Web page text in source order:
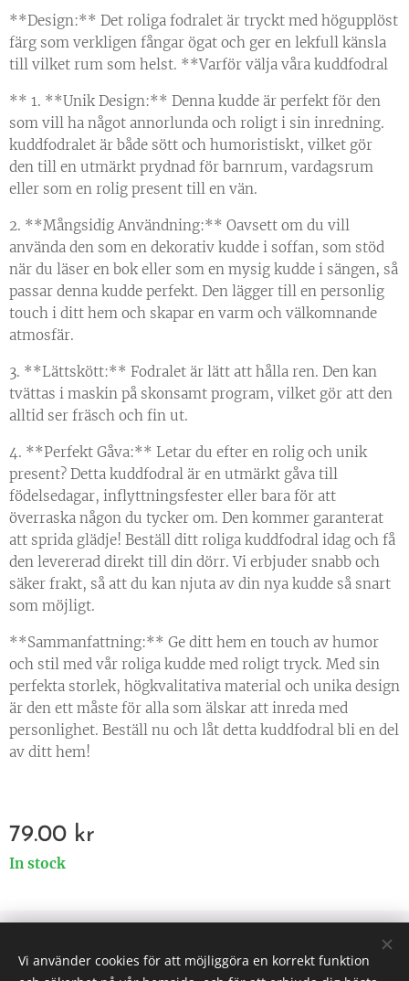
**Design:** Det roliga fodralet är tryckt med högupplöst
färg som verkligen fångar ögat och ger en lekfull känsla
till vilket rum som helst. **Varför välja våra kuddfodral
** 1. **Unik Design:** Denna kudde är perfekt för den
som vill ha något annorlunda och roligt i sin inredning.
kuddfodralet är både sött och humoristiskt, vilket gör
den till en utmärkt prydnad för barnrum, vardagsrum
eller som en rolig present till en vän.
2. **Mångsidig Användning:** Oavsett om du vill
använda den som en dekorativ kudde i soffan, som stöd
när du läser en bok eller som en mysig kudde i sängen, så
passar denna kudde perfekt. Den lägger till en personlig
touch i ditt hem och skapar en varm och välkomnande
atmosfär.
3. **Lättskött:** Fodralet är lätt att hålla ren. Den kan
tvättas i maskin på skonsamt program, vilket gör att den
alltid ser fräsch och fin ut.
4. **Perfekt Gåva:** Letar du efter en rolig och unik
present? Detta kuddfodral är en utmärkt gåva till
födelsedagar, inflyttningsfester eller bara för att
överraska någon du tycker om. Den kommer garanterat
att sprida glädje! Beställ ditt roliga kuddfodral idag och få
den levererad direkt till din dörr. Vi erbjuder snabb och
säker frakt, så att du kan njuta av din nya kudde så snart
som möjligt.
**Sammanfattning:** Ge ditt hem en touch av humor
och stil med vår roliga kudde med roligt tryck. Med sin
perfekta storlek, högkvalitativa material och unika design
är den ett måste för alla som älskar att inreda med
personlighet. Beställ nu och låt detta kuddfodral bli en del
av ditt hem!
79.00 kr
In stock
Väsen af Sverige Cookies
Vi använder cookies för att möjliggöra en korrekt funktion